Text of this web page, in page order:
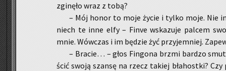
zgi­nę­ło wraz z tobą?
– Mój honor to moje życie i tylko moje. Nie
niech te inne elfy – Finve wska­zu­je pal­cem
mnie. Wów­czas i im bę­dzie żyć przy­jem­niej.
– Bra­cie… – głos Fin­go­na brzmi bar­dzo
ścić swoją szan­sę na rzecz ta­kiej bła­host­ki?